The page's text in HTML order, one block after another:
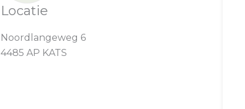
Locatie
Noordlangeweg 6
4485 AP KATS